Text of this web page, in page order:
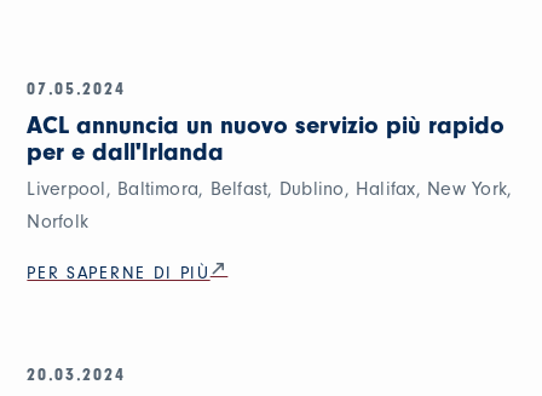
07.05.2024
ACL annuncia un nuovo servizio più rapido
per e dall'Irlanda
Liverpool, Baltimora, Belfast, Dublino, Halifax, New York,
Norfolk
PER SAPERNE DI PIÙ
20.03.2024